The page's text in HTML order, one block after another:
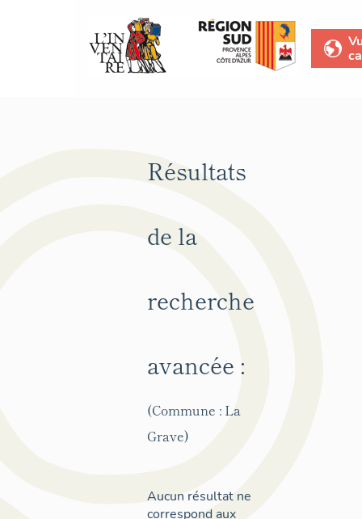
Résultats
de la
recherche
avancée :
(Commune : La
Grave)
Aucun résultat ne
correspond aux